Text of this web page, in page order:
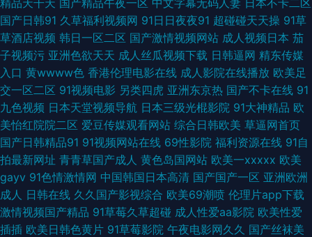
网色五月一区 91黄色片 91大神视频在线观看网址 中文字幕日韩精品专区 香
蕉TV在线资源网 中文字幕在线欧洲 五月花社区午夜 日韩成人不卡码在线 91
高清视频网站 福利小视频在线观看 日本不卡毛片五 影音先锋资源AV导航
91TV在线播放 尤物亚洲不卡亚洲精品 婷婷五月份欧美 综合社区中文字幕 在
线观看小视频 色久国产 人妻熟妇一区二区三区 91c仔一区 伊人涩大香蕉 亚
洲无码激情文学 亚洲日韩成人网在线 91碰在线 国产精品久久绿色 色婷婷原
网址 91视频cn 91偷拍色图 a黄色视频 avtt偷情 91网站入口官方免费 91看片
国产日韩91 久草福利视频网 91日日夜夜91 超碰碰天天操 91草
草酒店视频 韩日一区二区 国产激情视频网站 成人视频日本 茄
子视频污 亚洲色欲天天 成人丝瓜视频下载 日韩逼网 精东传媒
入口 黄wwww色 香港伦理电影在线 成人影院在线播放 欧美足
交一区二区 91视频电影 另类四虎 亚洲东京热 国产不卡在线 91
九色视频 日本天堂视频导航 日本三级光棍影院 91大神精品 欧
美怡红院院二区 爱豆传媒观看网站 综合日韩欧美 草逼网首页
国产日韩精品91 91视频网站在线 69性影院 福利资源在线 91自
拍最新网址 青青草国产成人 黄色岛国网站 欧美一xxxxx 欧美
gayv 91色情激情网 中国韩国日本高清 国产国产一区 亚洲欧洲
成人 日韩在线 久久国产影视综合 欧美69潮喷 伦理片app下载
激情视频国产精品 91草莓久草超碰 成人性爱aa影院 欧美性爱
插插 欧美日韩色黄片 91草莓影院 午夜电影网久久 国产丝袜美